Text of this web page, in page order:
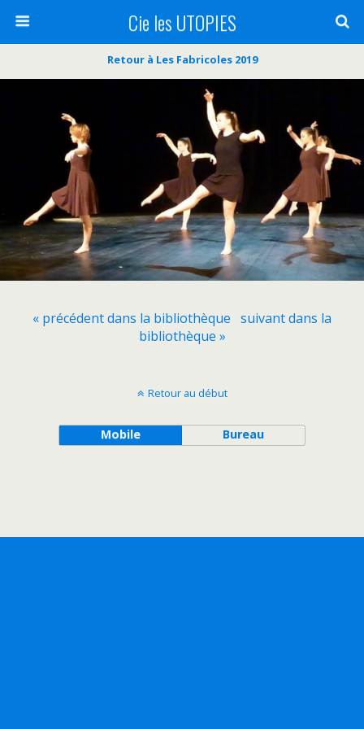
Cie les UTOPIES
Retour à Les Fabricoles 2019
« précédent dans la bibliothèque suivant dans la
bibliothèque »
Retour au début
Mobile Bureau